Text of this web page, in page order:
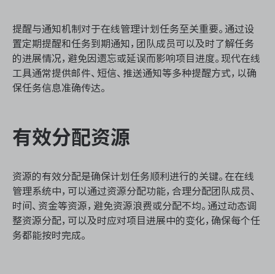
提醒与通知机制对于在线管理计划任务至关重要。通过设
置定期提醒和任务到期通知，团队成员可以及时了解任务
的进展情况，避免因遗忘或延误而影响项目进度。现代在线
工具通常提供邮件、短信、推送通知等多种提醒方式，以确
保任务信息准确传达。
有效分配资源
资源的有效分配是确保计划任务顺利进行的关键。在在线
管理系统中，可以通过资源分配功能，合理分配团队成员、
时间、资金等资源，避免资源浪费或分配不均。通过动态调
整资源分配，可以及时应对项目进展中的变化，确保每个任
务都能按时完成。